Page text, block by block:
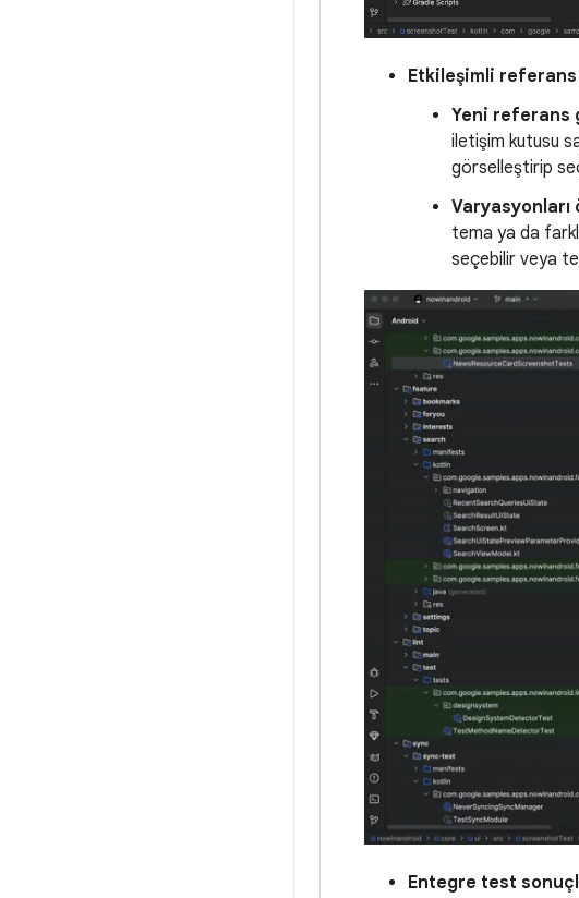
Etkileşimli
Yeni referans
iletişim kutusu
görselleştirip
Varyasyonları
tema ya da
seçebilir veya
Entegre test